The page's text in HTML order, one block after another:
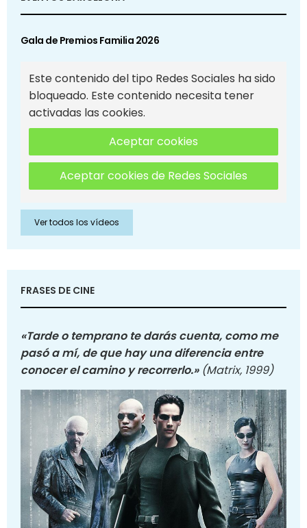
Gala de Premios Familia 2026
Este contenido del tipo Redes Sociales ha sido
bloqueado. Este contenido necesita tener
activadas las cookies.
Aceptar cookies
Aceptar cookies de Redes Sociales
Ver todos los vídeos
FRASES DE CINE
«Tarde o temprano te darás cuenta, como me
pasó a mí, de que hay una diferencia entre
conocer el camino y recorrerlo.» (Matrix, 1999)